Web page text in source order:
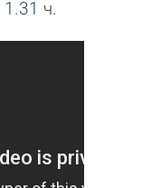
1.31 ч.